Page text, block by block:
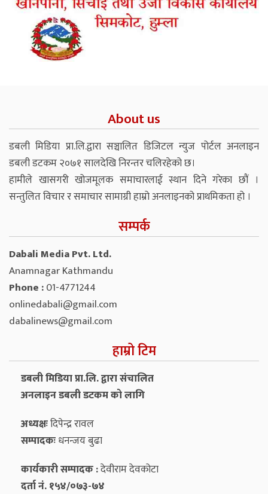
About us
डबली मिडिया प्रा.लि.द्वारा सञ्चालित डिजिटल न्युज पोर्टल अनलाइन
डबली डटकम २०७१ सालदेखि निरन्तर चलिरहेको छ।
हामीले खासगरी खोजमूलक समाचारलाई स्थान दिने गरेका छौं ।
सन्तुलित विचार र समाचार सामाग्री हाम्रो अनलाइनको प्राथमिकता हो ।
सम्पर्क
Dabali Media Pvt. Ltd.
Anamnagar Kathmandu
Phone :01-4771244
onlinedabali@gmail.com
dabalinews@gmail.com
हाम्रो टिम
डबली मिडिया प्रा.लि. द्वारा संचालित
अनलाइन डबली डटकम को लागि
अध्यक्षःदिपेन्द्र रावल
सम्पादकःधनन्‍जय बुढा
कार्यकारी सम्पादक :देवीराम देवकोटा
दर्ता नं. १५४/०७३-७४